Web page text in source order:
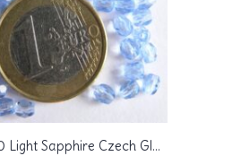
FP1-04-30020 Light Sapphire Czech Glass Facet Firepolish 4mm 50 stuks